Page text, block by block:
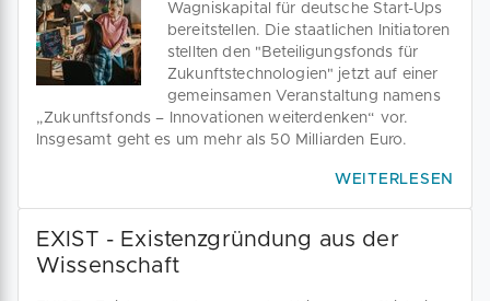
Wagniskapital für deutsche Start-Ups
bereitstellen. Die staatlichen Initiatoren
stellten den "Beteiligungsfonds für
Zukunftstechnologien" jetzt auf einer
gemeinsamen Veranstaltung namens
„Zukunftsfonds – Innovationen weiterdenken“ vor.
Insgesamt geht es um mehr als 50 Milliarden Euro.
WEITERLESEN
EXIST - Existenzgründung aus der
Wissenschaft